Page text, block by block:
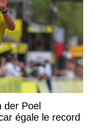
der Poel
égale le record